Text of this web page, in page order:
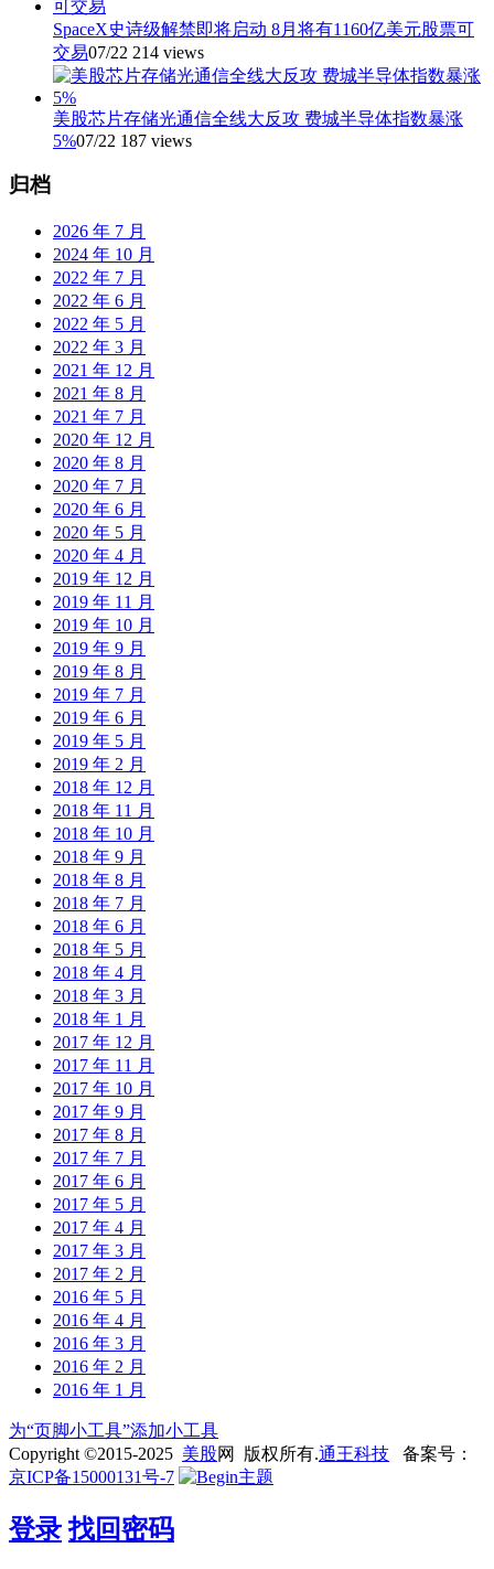
SpaceX史诗级解禁即将启动 8月将有1160亿美元股票可
交易07/22 214 views
美股芯片存储光通信全线大反攻 费城半导体指数暴涨
5%07/22 187 views
归档
2026 年 7 月
2024 年 10 月
2022 年 7 月
2022 年 6 月
2022 年 5 月
2022 年 3 月
2021 年 12 月
2021 年 8 月
2021 年 7 月
2020 年 12 月
2020 年 8 月
2020 年 7 月
2020 年 6 月
2020 年 5 月
2020 年 4 月
2019 年 12 月
2019 年 11 月
2019 年 10 月
2019 年 9 月
2019 年 8 月
2019 年 7 月
2019 年 6 月
2019 年 5 月
2019 年 2 月
2018 年 12 月
2018 年 11 月
2018 年 10 月
2018 年 9 月
2018 年 8 月
2018 年 7 月
2018 年 6 月
2018 年 5 月
2018 年 4 月
2018 年 3 月
2018 年 1 月
2017 年 12 月
2017 年 11 月
2017 年 10 月
2017 年 9 月
2017 年 8 月
2017 年 7 月
2017 年 6 月
2017 年 5 月
2017 年 4 月
2017 年 3 月
2017 年 2 月
2016 年 5 月
2016 年 4 月
2016 年 3 月
2016 年 2 月
2016 年 1 月
为“页脚小工具”添加小工具
Copyright ©2015-2025 美股网 版权所有.通王科技 备案号：
京ICP备15000131号-7
登录 找回密码